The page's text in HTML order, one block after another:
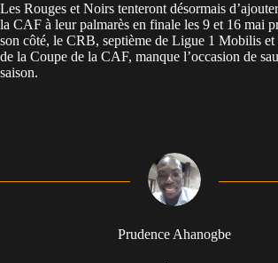
Les Rouges et Noirs tenteront désormais
la CAF à leur palmarès en finale les 9 et 16 mai
son côté, le CRB, septième de Ligue 1 Mobilis et
de la Coupe de la CAF, manque l’occasion de
saison.
Prudence Ahanogbe